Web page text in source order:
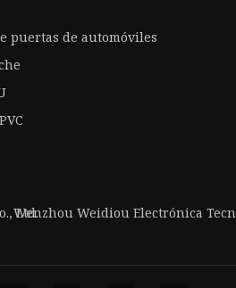
puertas de automóviles
Ltd.
Wenzhou Weidiou Electrónica